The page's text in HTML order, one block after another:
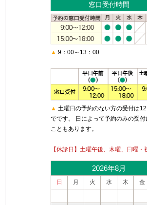
窓口受付時間
▲ 9：00～13：00
▲ 土曜日の予約のない方の受付は12
でです。 日によって予約のみの受付
こともあります。
【休診日】土曜午後、木曜、日曜・
2026年8月
日 月 火 水 木 金